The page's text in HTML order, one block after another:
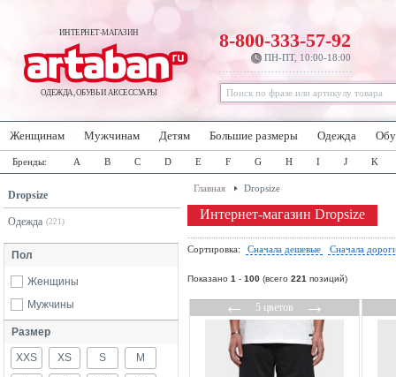
ИНТЕРНЕТ-МАГАЗИН
ОДЕЖДА, ОБУВЬ И АКСЕССУАРЫ
8-800-333-57-92
ПН-ПТ, 10:00-18:00
Женщинам Мужчинам Детям Большие размеры Одежда
Бренды: A B C D E F G H I J K
Dropsize
Одежда (221)
Пол
Женщины
Мужчины
Размер
XXS XS S M
Главная Dropsize
Интернет-магазин Dropsize
Сортировка: Сначала дешевые Сначала
Показано 1 - 100 (всего 221 позиций)
←5 цветов→